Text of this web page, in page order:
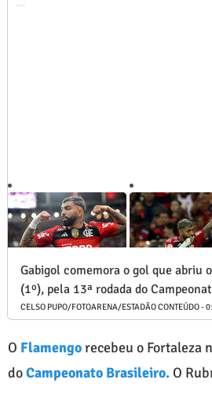
Gabigol comemora o gol que abriu
(1º), pela 13ª rodada do
CELSO PUPO/FOTOARENA/ESTADÃO CONTEÚDO
O Flamengo recebeu o Fortaleza
doCampeonato Brasileiro. O